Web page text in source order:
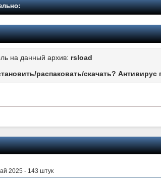
на данный архив: rsload
распаковать/скачать?
2025 - 143 штук